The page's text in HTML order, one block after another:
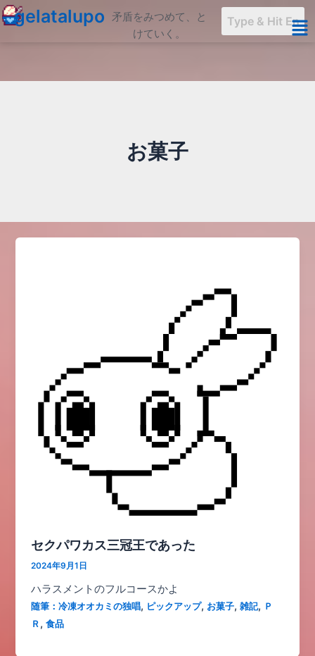
内
容 gelatalupo
矛盾をみつめて、と
けていく。
お菓子
セクパワカス三冠王であった
2024年9月1日
ハラスメントのフルコースかよ
随筆：冷凍オオカミの独唱, ピックアップ, お菓子,雑記, Ｐ
Ｒ ,食品